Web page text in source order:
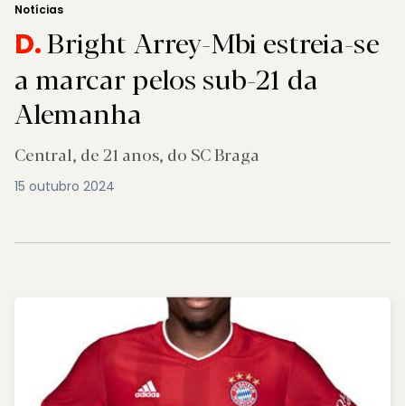
Notícias
D.Bright Arrey-Mbi estreia-se
a marcar pelos sub-21 da
Alemanha
Central, de 21 anos, do SC Braga
15 outubro 2024